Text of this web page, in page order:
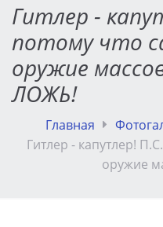
Гитлер -
потому что
оружие
ЛОЖЬ!
Главная
Гитлер - капутлер!
оружие